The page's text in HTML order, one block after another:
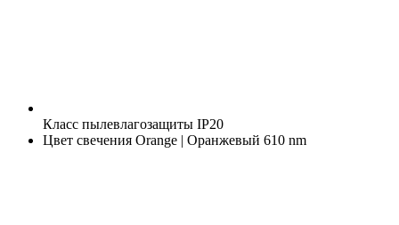
Класс пылевлагозащиты IP20
Цвет свечения Orange | Оранжевый 610 nm